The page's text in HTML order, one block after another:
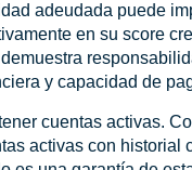
adeudada puede
en su score
y capacidad de
cuentas activas.
activas con historial